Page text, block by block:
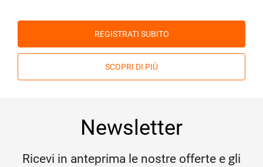
REGISTRATI SUBITO
SCOPRI DI PIÙ
Newsletter
Ricevi in anteprima le nostre offerte e gli